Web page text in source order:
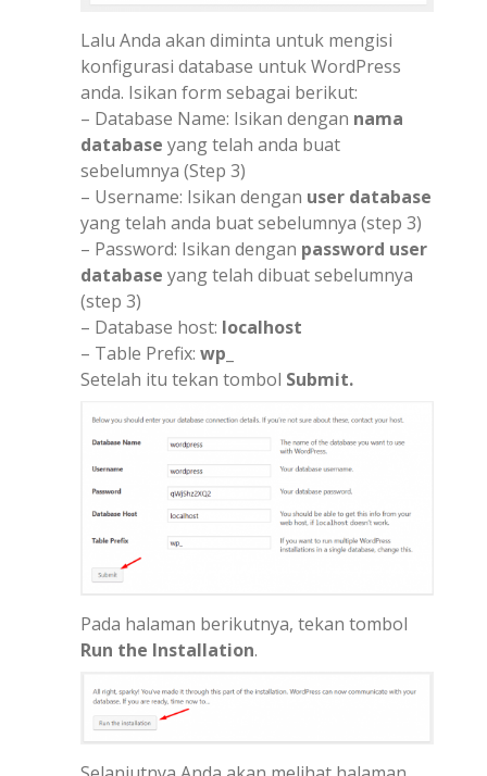
Lalu Anda akan diminta untuk mengisi
konfigurasi database untuk WordPress
anda. Isikan form sebagai berikut:
– Database Name: Isikan dengan nama
database yang telah anda buat
sebelumnya (Step 3)
– Username: Isikan dengan user database
yang telah anda buat sebelumnya (step 3)
– Password: Isikan dengan password user
database yang telah dibuat sebelumnya
(step 3)
– Database host: localhost
– Table Prefix: wp_
Setelah itu tekan tombol Submit.
Pada halaman berikutnya, tekan tombol
Run the Installation.